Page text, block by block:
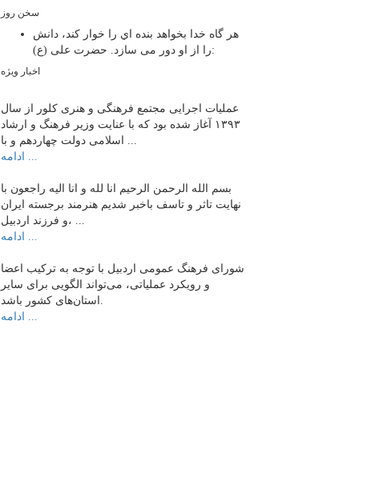
سخن روز
هر گاه خدا بخواهد بنده اي را خوار كند، دانش
را از او دور می سازد.حضرت علی (ع):
اخبار ویژه
عملیات اجرایی مجتمع فرهنگی و هنری کلور از سال
۱۳۹۳ آغاز شده بود که با عنایت وزیر فرهنگ و ارشاد
اسلامی دولت چهاردهم و با ...
ادامه ...
بسم الله الرحمن الرحیم انا لله و انا الیه راجعون با
نهایت تاثر و تاسف باخبر شدیم هنرمند برجسته ایران
و فرزند اردبیل، ...
ادامه ...
شورای فرهنگ عمومی اردبیل با توجه به ترکیب اعضا
و رویکرد عملیاتی، می‌تواند الگویی برای سایر
استان‌های کشور باشد.
ادامه ...